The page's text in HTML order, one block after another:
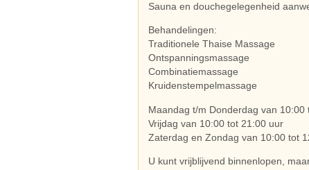
Sauna en douchegelegenheid
Behandelingen:
Traditionele Thaise Massage
Ontspanningsmassage
Combinatiemassage
Kruidenstempelmassage
Maandag t/m Donderdag van 10:00
Vrijdag van 10:00 tot 21:00 uur
Zaterdag en Zondag van 10:00 tot
U kunt vrijblijvend binnenlopen,